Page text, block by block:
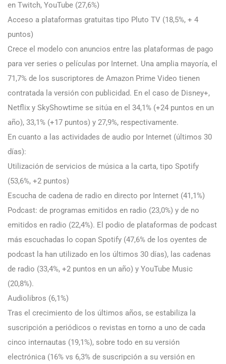
en Twitch, YouTube (27,6%)
Acceso a plataformas gratuitas tipo Pluto TV (18,5%, + 4
puntos)
Crece el modelo con anuncios entre las plataformas de pago
para ver series o películas por Internet. Una amplia mayoría, el
71,7% de los suscriptores de Amazon Prime Video tienen
contratada la versión con publicidad. En el caso de Disney+,
Netflix y SkyShowtime se sitúa en el 34,1% (+24 puntos en un
año), 33,1% (+17 puntos) y 27,9%, respectivamente.
En cuanto a las actividades de audio por Internet (últimos 30
días):
Utilización de servicios de música a la carta, tipo Spotify
(53,6%, +2 puntos)
Escucha de cadena de radio en directo por Internet (41,1%)
Podcast: de programas emitidos en radio (23,0%) y de no
emitidos en radio (22,4%). El podio de plataformas de podcast
más escuchadas lo copan Spotify (47,6% de los oyentes de
podcast la han utilizado en los últimos 30 días), las cadenas
de radio (33,4%, +2 puntos en un año) y YouTube Music
(20,8%).
Audiolibros (6,1%)
Tras el crecimiento de los últimos años, se estabiliza la
suscripción a periódicos o revistas en torno a uno de cada
cinco internautas (19,1%), sobre todo en su versión
electrónica (16% vs 6,3% de suscripción a su versión en